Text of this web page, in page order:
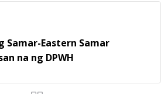
Samar-Eastern Samar
na ng DPWH